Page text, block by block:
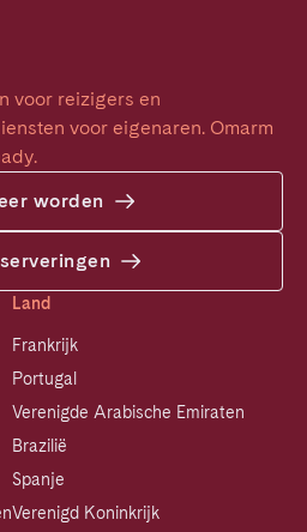
voor reizigers en
voor eigenaren. Omarm
worden
Land
Frankrijk
Portugal
Verenigde Arabische Emiraten
Brazilië
Spanje
Verenigd Koninkrijk